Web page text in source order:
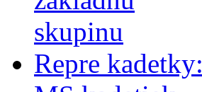
skupinu
Repre kadetky: